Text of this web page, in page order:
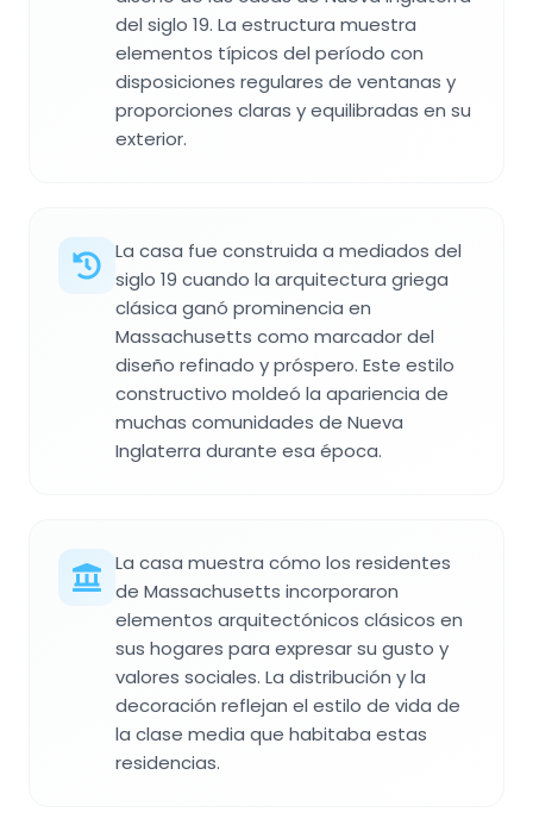
del siglo 19. La estructura muestra
elementos típicos del período con
disposiciones regulares de ventanas y
proporciones claras y equilibradas en su
exterior.
La casa fue construida a mediados del
siglo 19 cuando la arquitectura griega
clásica ganó prominencia en
Massachusetts como marcador del
diseño refinado y próspero. Este estilo
constructivo moldeó la apariencia de
muchas comunidades de Nueva
Inglaterra durante esa época.
La casa muestra cómo los residentes
de Massachusetts incorporaron
elementos arquitectónicos clásicos en
sus hogares para expresar su gusto y
valores sociales. La distribución y la
decoración reflejan el estilo de vida de
la clase media que habitaba estas
residencias.